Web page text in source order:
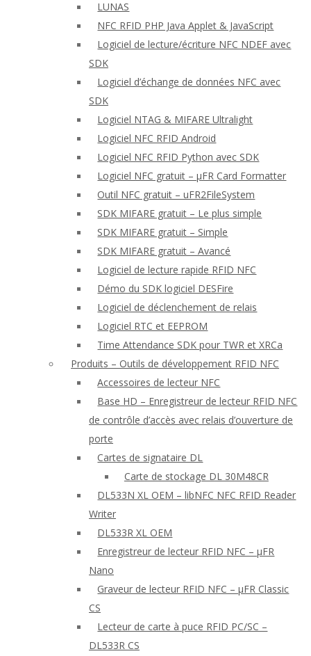
LUNAS
NFC RFID PHP Java Applet & JavaScript
Logiciel de lecture/écriture NFC NDEF avec
SDK
Logiciel d’échange de données NFC avec
SDK
Logiciel NTAG & MIFARE Ultralight
Logiciel NFC RFID Android
Logiciel NFC RFID Python avec SDK
Logiciel NFC gratuit – μFR Card Formatter
Outil NFC gratuit – uFR2FileSystem
SDK MIFARE gratuit – Le plus simple
SDK MIFARE gratuit – Simple
SDK MIFARE gratuit – Avancé
Logiciel de lecture rapide RFID NFC
Démo du SDK logiciel DESFire
Logiciel de déclenchement de relais
Logiciel RTC et EEPROM
Time Attendance SDK pour TWR et XRCa
Produits – Outils de développement RFID NFC
Accessoires de lecteur NFC
Base HD – Enregistreur de lecteur RFID NFC
de contrôle d’accès avec relais d’ouverture de
porte
Cartes de signataire DL
Carte de stockage DL 30M48CR
DL533N XL OEM – libNFC NFC RFID Reader
Writer
DL533R XL OEM
Enregistreur de lecteur RFID NFC – μFR
Nano
Graveur de lecteur RFID NFC – μFR Classic
CS
Lecteur de carte à puce RFID PC/SC –
DL533R CS